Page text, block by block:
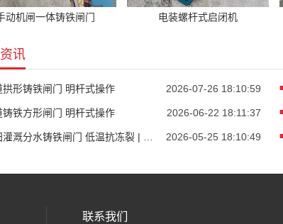
动机闸一体铸铁闸门 电装螺杆式启闭机
讯
拱形铸铁闸门 明杆式操作 2026-07-26 18:10:59
铸铁方形闸门 明杆式操作 2026-06-22 18:11:37
农田灌溉分水铸铁闸门 低温抗冻裂 | 实战经验谈选材与安装 2026-05-25 18:10:49
联系我们